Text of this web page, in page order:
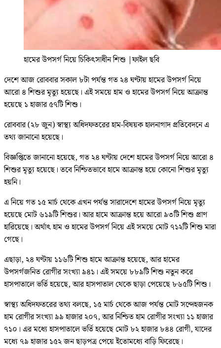
হামের উপসর্গ নিয়ে চিকিৎসাধীন শিশু |ফাইল ছবি
দেশে আজ রোববার সকাল ৮টা পর্যন্ত গত ২৪ ঘণ্টায় হামের উপসর্গ নিয়ে
আরো ৪ শিশুর মৃত্যু হয়েছে। এই সময়ে হাম ও হামের উপসর্গ নিয়ে আক্রান্ত
হয়েছে ১ হাজার ৫৭টি শিশু।
রোববার (২৮ জুন) স্বাস্থ্য অধিদফতরের হাম-বিষয়ক হালনাগাদ প্রতিবেদনে এ
তথ্য জানানো হয়েছে।
বিজ্ঞপ্তিতে জানানো হয়েছে, গত ২৪ ঘণ্টায় দেশে হামের উপসর্গ নিয়ে আরো ৪
শিশুর মৃত্যু হয়েছে। তবে নিশ্চিতভাবে হামে আক্রান্ত হয়ে কোনো শিশুর মৃত্যু
হয়নি।
এ নিয়ে গত ১৫ মার্চ থেকে এখন পর্যন্ত সারাদেশে হামের উপসর্গ নিয়ে মৃত্যু
হয়েছে মোট ৬১৯টি শিশুর। আর হামে আক্রান্ত হয়ে আরো ৯৩টি শিশু প্রাণ
হারিয়েছে। অর্থাৎ হাম ও হামের উপসর্গ নিয়ে এই সময়ে মোট ৭১২টি শিশু মারা
গেছে।
এছাড়া, ২৪ ঘণ্টায় ১১৬টি শিশু হামে আক্রান্ত হয়েছে, আর হামের
উপসর্গজনিত রোগীর সংখ্যা ৯৪১। এই সময়ে ৮৮৯টি শিশু নতুন করে
হাসপাতালে ভর্তি হয়েছে, আর হাসপাতাল থেকে ছাড়া পেয়েছে ৮৬৫টি শিশু।
স্বাস্থ্য অধিদফতরের তথ্য বলছে, ১৫ মার্চ থেকে আজ পর্যন্ত মোট সন্দেহজনক
হাম রোগীর সংখ্যা ৯৯ হাজার ২০৭, আর নিশ্চিত হাম রোগীর সংখ্যা ১১ হাজার
৭১০। এর মধ্যে হাসপাতালে ভর্তি হয়েছে মোট ৮২ হাজার ৮৪৪ রোগী, যাদের
মধ্যে ৭৯ হাজার ১৫২ জন ছাড়পত্র পেয়ে ইতোমধ্যে বাড়ি ফিরেছে।